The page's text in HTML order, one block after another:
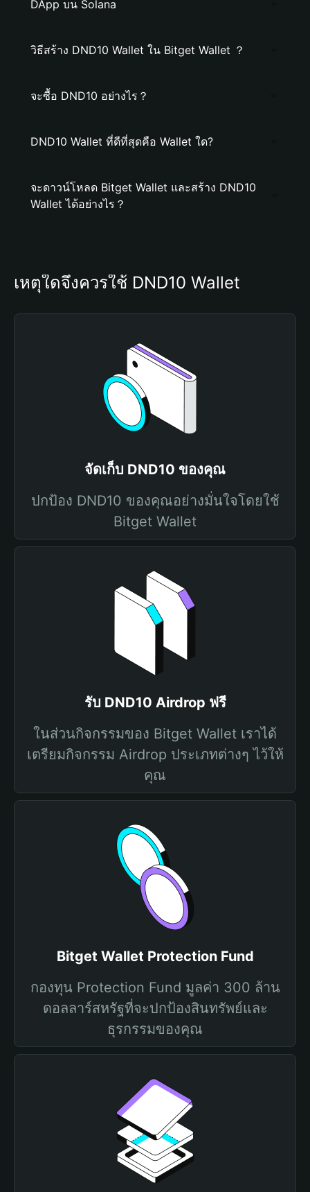
DApp บน Solana
วิธีสร้าง DND10 Wallet ใน Bitget Wallet ？
จะซื้อ DND10 อย่างไร？
DND10 Wallet ที่ดีที่สุดคือ Wallet ใด?
จะดาวน์โหลด Bitget Wallet และสร้าง DND10
Wallet ได้อย่างไร？
เหตุใดจึงควรใช้ DND10 Wallet
จัดเก็บ DND10 ของคุณ
ปกป้อง DND10 ของคุณอย่างมั่นใจโดยใช้
Bitget Wallet
รับ DND10 Airdrop ฟรี
ในส่วนกิจกรรมของ Bitget Wallet เราได้
เตรียมกิจกรรม Airdrop ประเภทต่างๆ ไว้ให้
คุณ
Bitget Wallet Protection Fund
กองทุน Protection Fund มูลค่า 300 ล้าน
ดอลลาร์สหรัฐที่จะปกป้องสินทรัพย์และ
ธุรกรรมของคุณ